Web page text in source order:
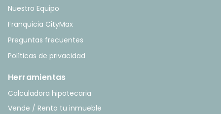
Nuestro Equipo
Franquicia CityMax
Preguntas frecuentes
Políticas de privacidad
Herramientas
Calculadora hipotecaria
Vende / Renta tu inmueble